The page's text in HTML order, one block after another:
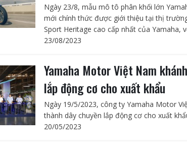
Ngày 23/8, mẫu mô tô phân khối lớn
mới chính thức được giới thiệu tại thị
Sport Heritage cao cấp nhất của Yamaha,
23/08/2023
Yamaha Motor Việt Nam
lắp động cơ cho xuất khẩu
Ngày 19/5/2023, công ty Yamaha Motor
thành dây chuyền lắp động cơ cho xuất
20/05/2023